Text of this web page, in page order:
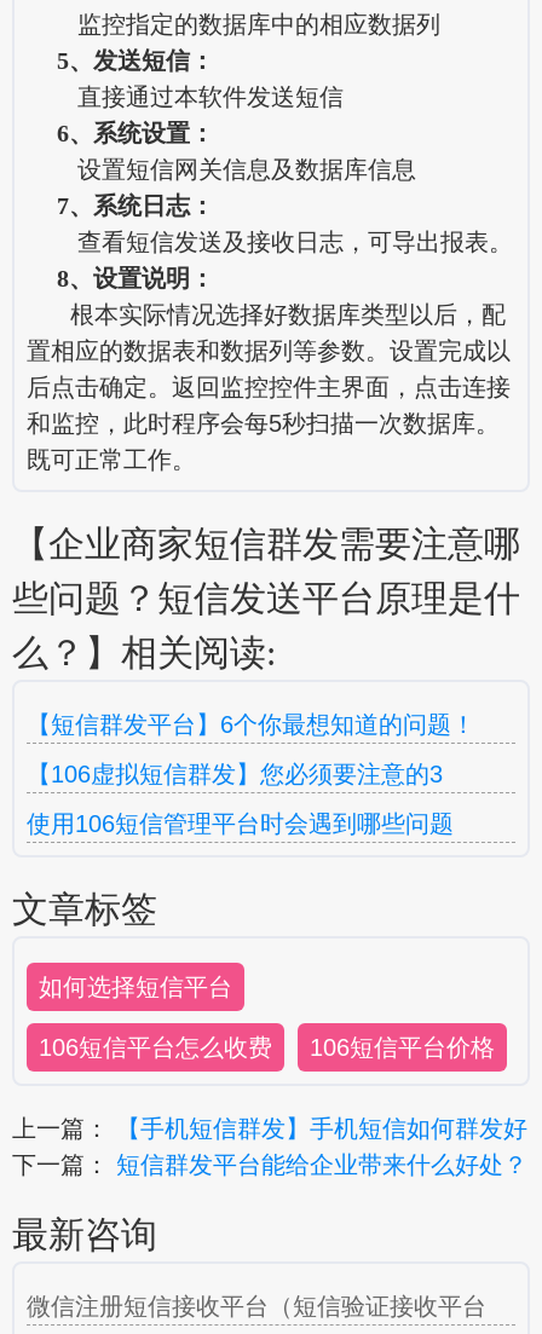
监控指定的数据库中的相应数据列
5、发送短信：
直接通过本软件发送短信
6、系统设置：
设置短信网关信息及数据库信息
7、系统日志：
查看短信发送及接收日志，可导出报表。
8、设置说明：
根本实际情况选择好数据库类型以后，配
置相应的数据表和数据列等参数。设置完成以
后点击确定。返回监控控件主界面，点击连接
和监控，此时程序会每5秒扫描一次数据库。
既可正常工作。
【企业商家短信群发需要注意哪
些问题？短信发送平台原理是什
么？】相关阅读:
【短信群发平台】6个你最想知道的问题！
【106虚拟短信群发】您必须要注意的3
使用106短信管理平台时会遇到哪些问题
文章标签
如何选择短信平台
106短信平台怎么收费 106短信平台价格
上一篇：
【手机短信群发】手机短信如何群发好
下一篇： 短信群发平台能给企业带来什么好处？
最新咨询
微信注册短信接收平台（短信验证接收平台